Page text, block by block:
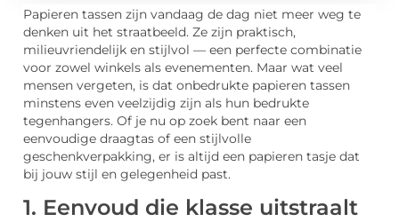
Papieren tassen zijn vandaag de dag niet meer weg te
denken uit het straatbeeld. Ze zijn praktisch,
milieuvriendelijk en stijlvol — een perfecte combinatie
voor zowel winkels als evenementen. Maar wat veel
mensen vergeten, is dat onbedrukte papieren tassen
minstens even veelzijdig zijn als hun bedrukte
tegenhangers. Of je nu op zoek bent naar een
eenvoudige draagtas of een stijlvolle
geschenkverpakking, er is altijd een papieren tasje dat
bij jouw stijl en gelegenheid past.
1. Eenvoud die klasse uitstraalt